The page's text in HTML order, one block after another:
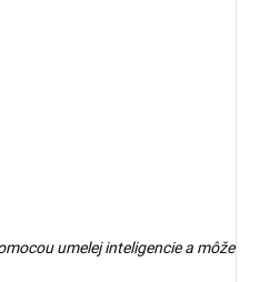
umelej inteligencie a môže